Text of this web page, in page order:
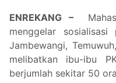
ENREKANG –
menggelar
Jambewangi,
melibatkan ibu-ibu
berjumlah sekitar 50